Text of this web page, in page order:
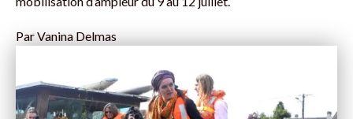
ParVanina Delmas